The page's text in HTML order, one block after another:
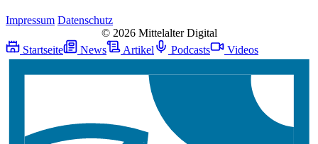
Impressum Datenschutz
© 2026 Mittelalter Digital
Startseite
News Artikel Podcasts Videos